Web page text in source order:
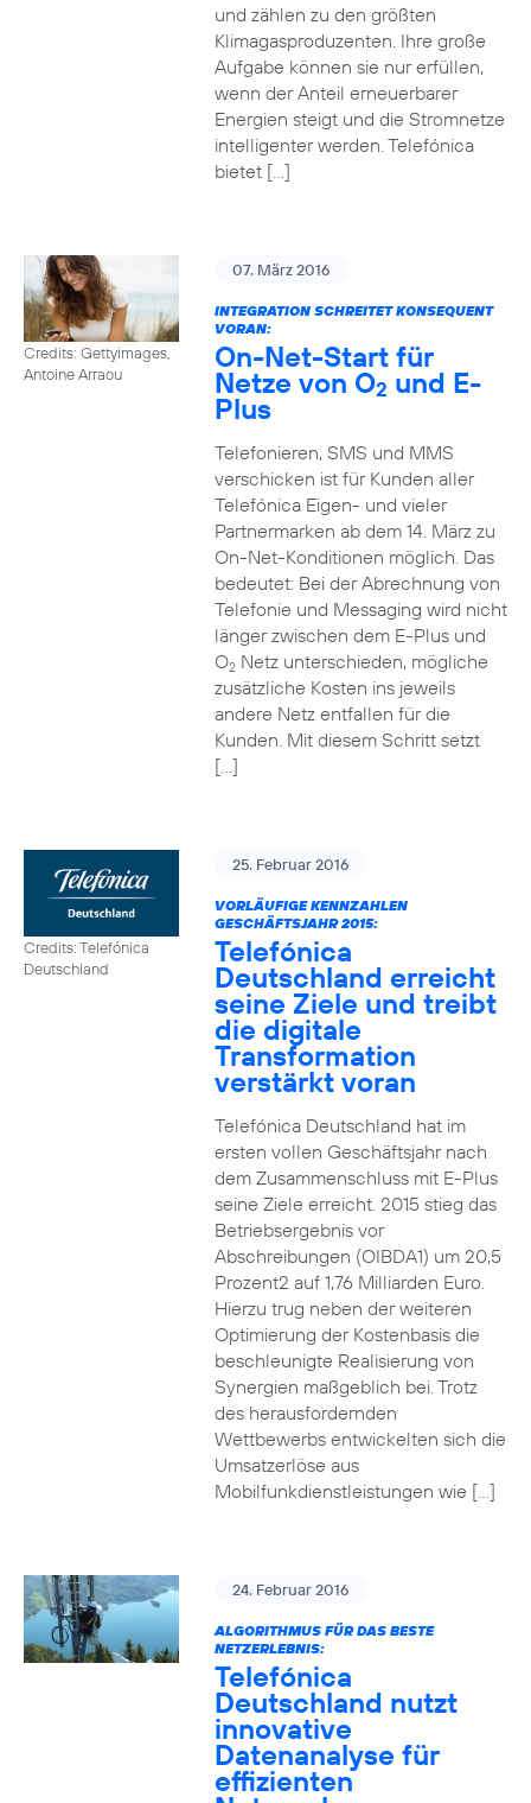
und zählen zu den größten
Klimagasproduzenten. Ihre große
Aufgabe können sie nur erfüllen,
wenn der Anteil erneuerbarer
Energien steigt und die Stromnetze
intelligenter werden. Telefónica
bietet […]
Credits: Gettyimages,
Antoine Arraou
07. März 2016
INTEGRATION SCHREITET KONSEQUENT
VORAN:
On-Net-Start für
Netze von O2 und E-
Plus
Telefonieren, SMS und MMS
verschicken ist für Kunden aller
Telefónica Eigen- und vieler
Partnermarken ab dem 14. März zu
On-Net-Konditionen möglich. Das
bedeutet: Bei der Abrechnung von
Telefonie und Messaging wird nicht
länger zwischen dem E-Plus und
O2Netz unterschieden, mögliche
zusätzliche Kosten ins jeweils
andere Netz entfallen für die
Kunden. Mit diesem Schritt setzt
[…]
Credits: Telefónica
Deutschland
25. Februar 2016
VORLÄUFIGE KENNZAHLEN
GESCHÄFTSJAHR 2015:
Telefónica
Deutschland erreicht
seine Ziele und treibt
die digitale
Transformation
verstärkt voran
Telefónica Deutschland hat im
ersten vollen Geschäftsjahr nach
dem Zusammenschluss mit E-Plus
seine Ziele erreicht. 2015 stieg das
Betriebsergebnis vor
Abschreibungen (OIBDA1) um 20,5
Prozent2 auf 1,76 Milliarden Euro.
Hierzu trug neben der weiteren
Optimierung der Kostenbasis die
beschleunigte Realisierung von
Synergien maßgeblich bei. Trotz
des herausfordernden
Wettbewerbs entwickelten sich die
Umsatzerlöse aus
Mobilfunkdienstleistungen wie […]
24. Februar 2016
ALGORITHMUS FÜR DAS BESTE
NETZERLEBNIS:
Telefónica
Deutschland nutzt
innovative
Datenanalyse für
effizienten